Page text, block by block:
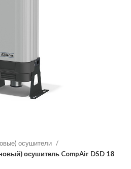
осушители
осушитель CompAir DSD 18